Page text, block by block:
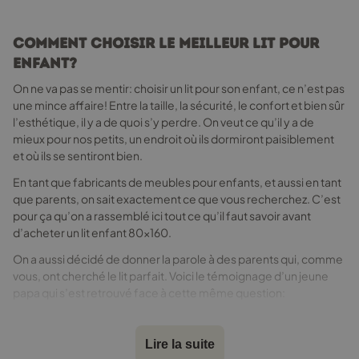
produit
Comment choisir le meilleur lit pour
enfant?
On ne va pas se mentir: choisir un lit pour son enfant, ce n’est pas
une mince affaire! Entre la taille, la sécurité, le confort et bien sûr
l’esthétique, il y a de quoi s’y perdre. On veut ce qu’il y a de
mieux pour nos petits, un endroit où ils dormiront paisiblement
et où ils se sentiront bien.
En tant que fabricants de meubles pour enfants, et aussi en tant
que parents, on sait exactement ce que vous recherchez. C’est
pour ça qu’on a rassemblé ici tout ce qu’il faut savoir avant
d’acheter un lit enfant 80x160.
On a aussi décidé de donner la parole à des parents qui, comme
vous, ont cherché le lit parfait. Voici le témoignage d’un jeune
papa qui s’est retrouvé face à cette même question:
ce que je tombe dans le tourbillon des tailles, des styles, des
matériaux. J’ai voulu faire au mieux, éviter les erreurs, et
Lire la suite